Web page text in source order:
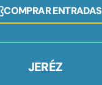
COMPRAR ENTRADAS
JERÉZ